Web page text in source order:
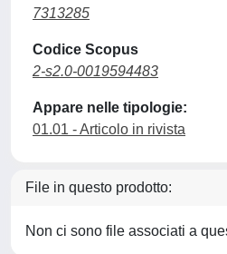
7313285
Codice Scopus
2-s2.0-0019594483
Appare nelle tipologie:
01.01 - Articolo in rivista
File in questo prodotto:
Non ci sono file associati a